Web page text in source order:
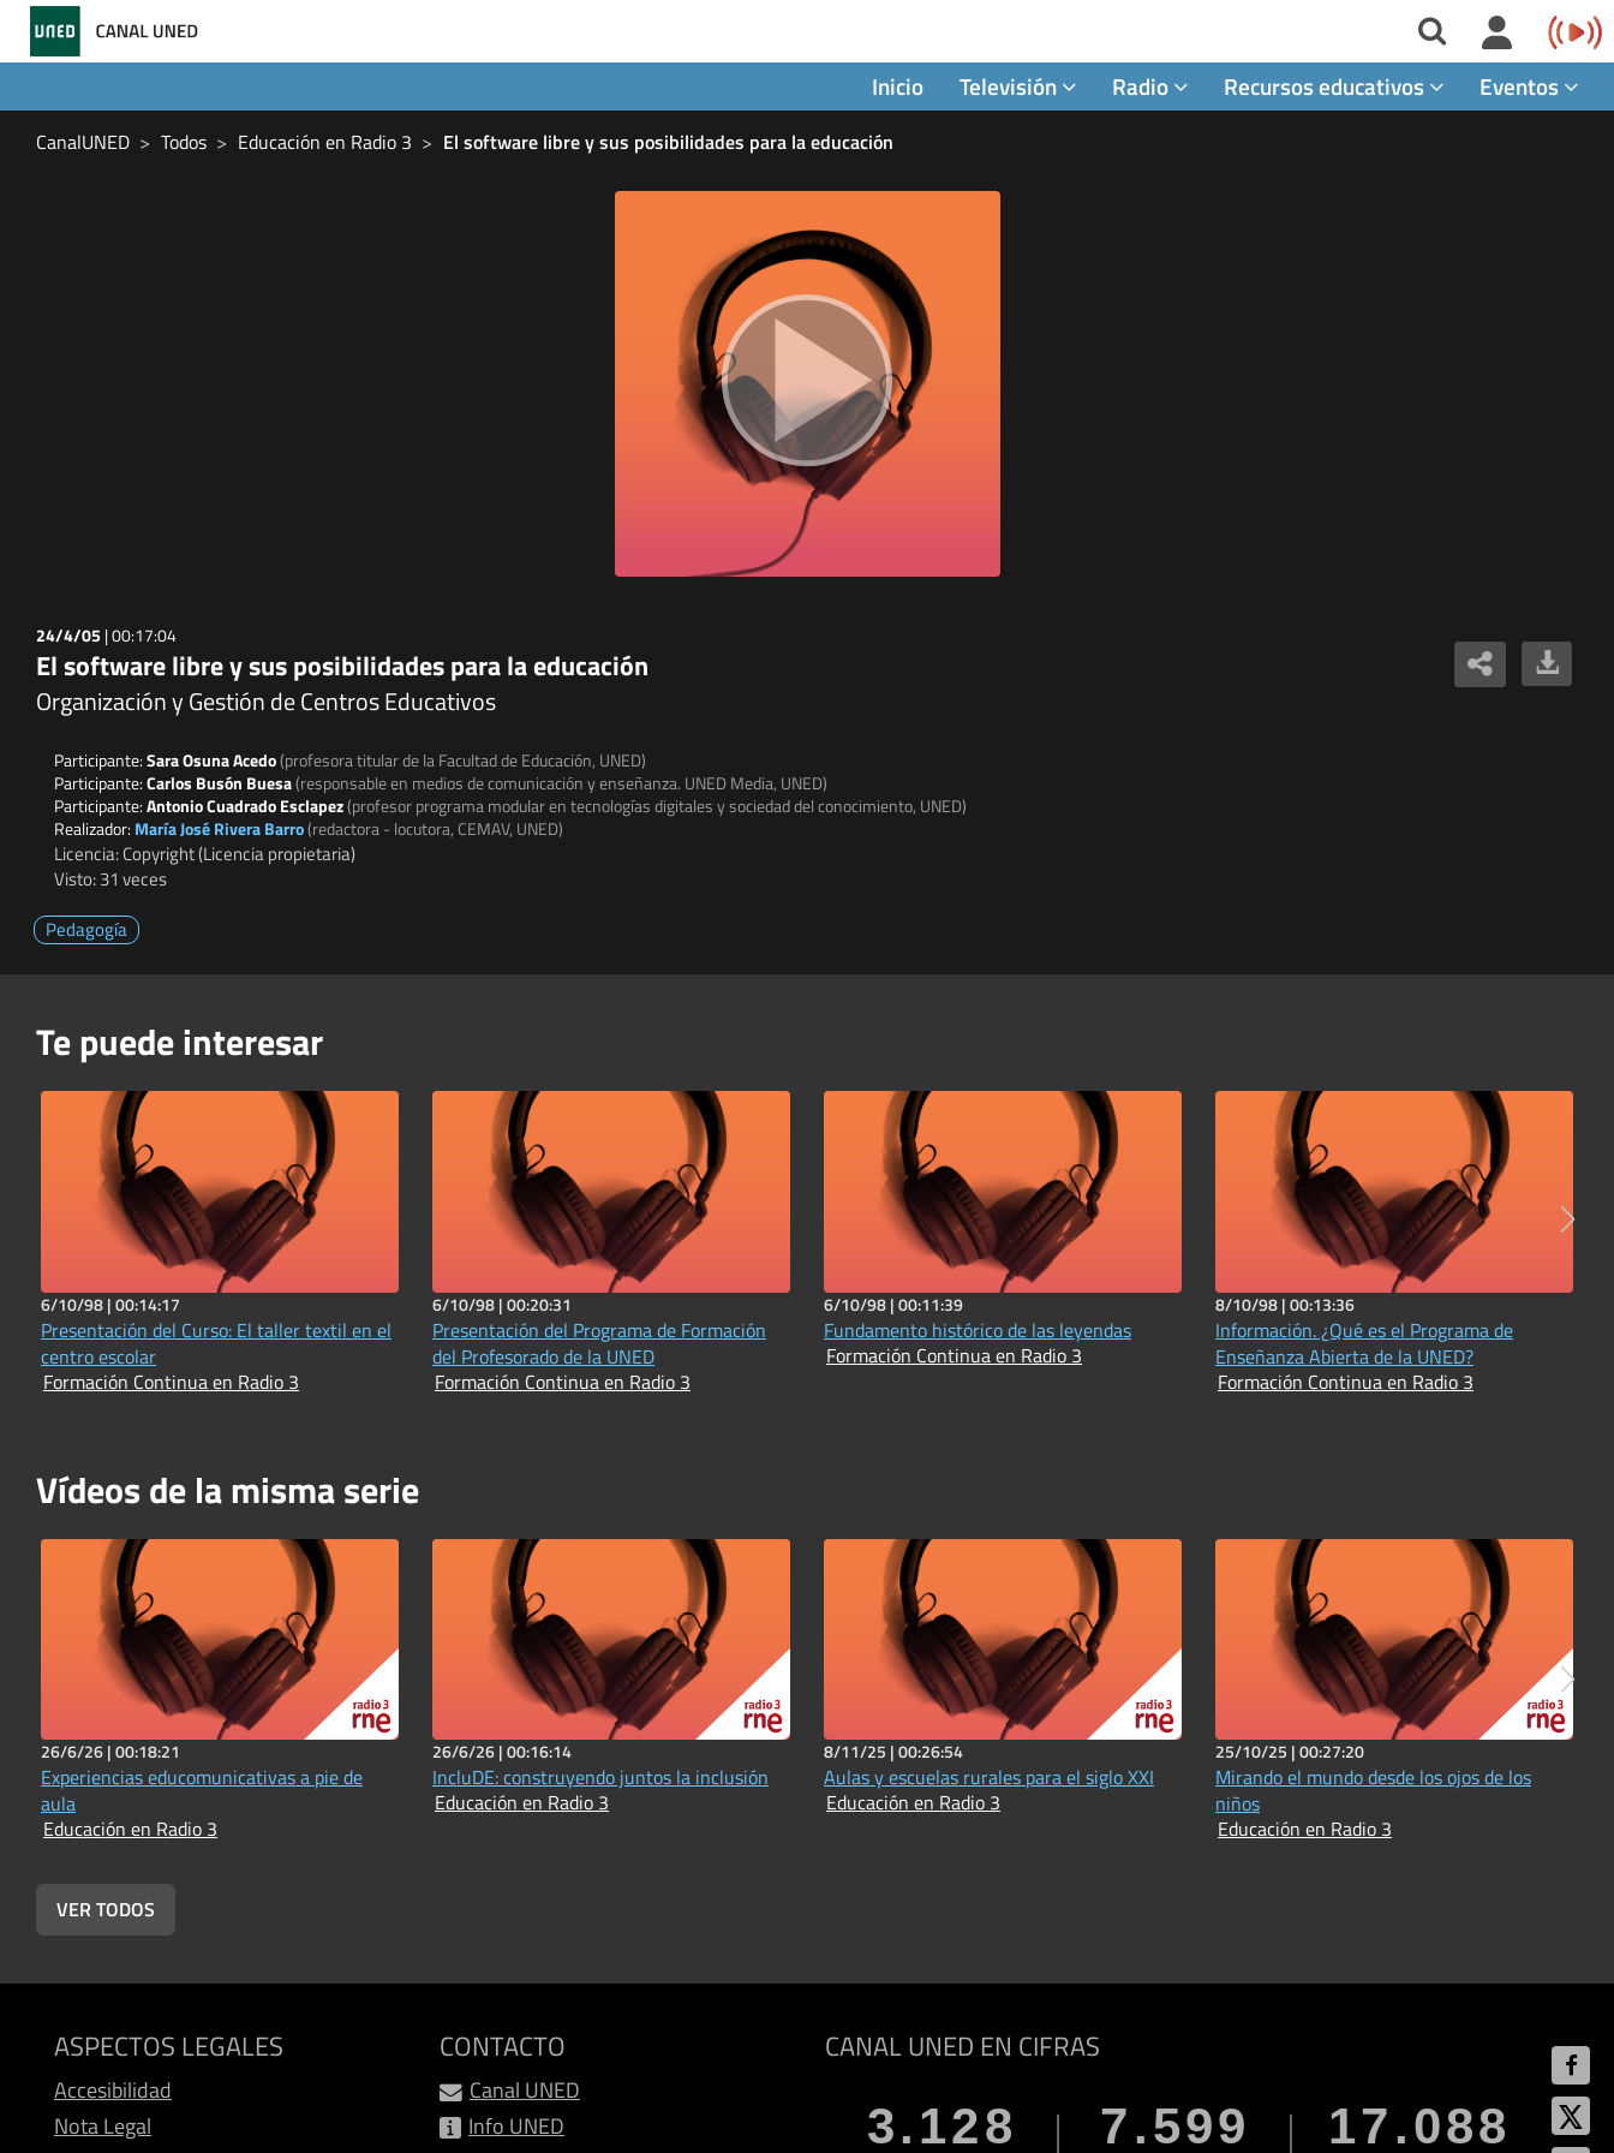
Inicio Televisión Radio Recursos educativos Eventos
CanalUNED Todos Educación en Radio 3 El software libre y sus posibilidades para la educación
24/4/05 |00:17:04
El software libre y sus posibilidades para la educación
Organización y Gestión de Centros Educativos
Participante:Sara Osuna Acedo(profesora titular de la Facultad de Educación, UNED)
Participante:Carlos Busón Buesa(responsable en medios de comunicación y enseñanza. UNED Media, UNED)
Participante:Antonio Cuadrado Esclapez(profesor programa modular en tecnologías digitales y sociedad del conocimiento, UNED)
Realizador: María José Rivera Barro(redactora - locutora, CEMAV, UNED)
Licencia: Copyright (Licencia propietaria)
Visto: 31 veces
Pedagogía
Te puede interesar
6/10/98 |00:14:17
Presentación del Curso: El taller textil en el
centro escolar
Formación Continua en Radio 3
6/10/98 |00:20:31
Presentación del Programa de Formación
del Profesorado de la UNED
Formación Continua en Radio 3
6/10/98 |00:11:39
Fundamento histórico de las leyendas
Formación Continua en Radio 3
8/10/98 |00:13:36
Información. ¿Qué es el Programa de
Enseñanza Abierta de la UNED?
Formación Continua en Radio 3
Vídeos de la misma serie
26/6/26 |00:18:21
Experiencias educomunicativas a pie de
aula
Educación en Radio 3
26/6/26 |00:16:14
IncluDE: construyendo juntos la inclusión
Educación en Radio 3
8/11/25 |00:26:54
Aulas y escuelas rurales para el siglo XXI
Educación en Radio 3
25/10/25 |00:27:20
Mirando el mundo desde los ojos de los
niños
Educación en Radio 3
VER TODOS
ASPECTOS LEGALES
Accesibilidad
Nota Legal
CONTACTO
Canal UNED
Info UNED
CANAL UNED EN CIFRAS
3.128 7.599 17.088